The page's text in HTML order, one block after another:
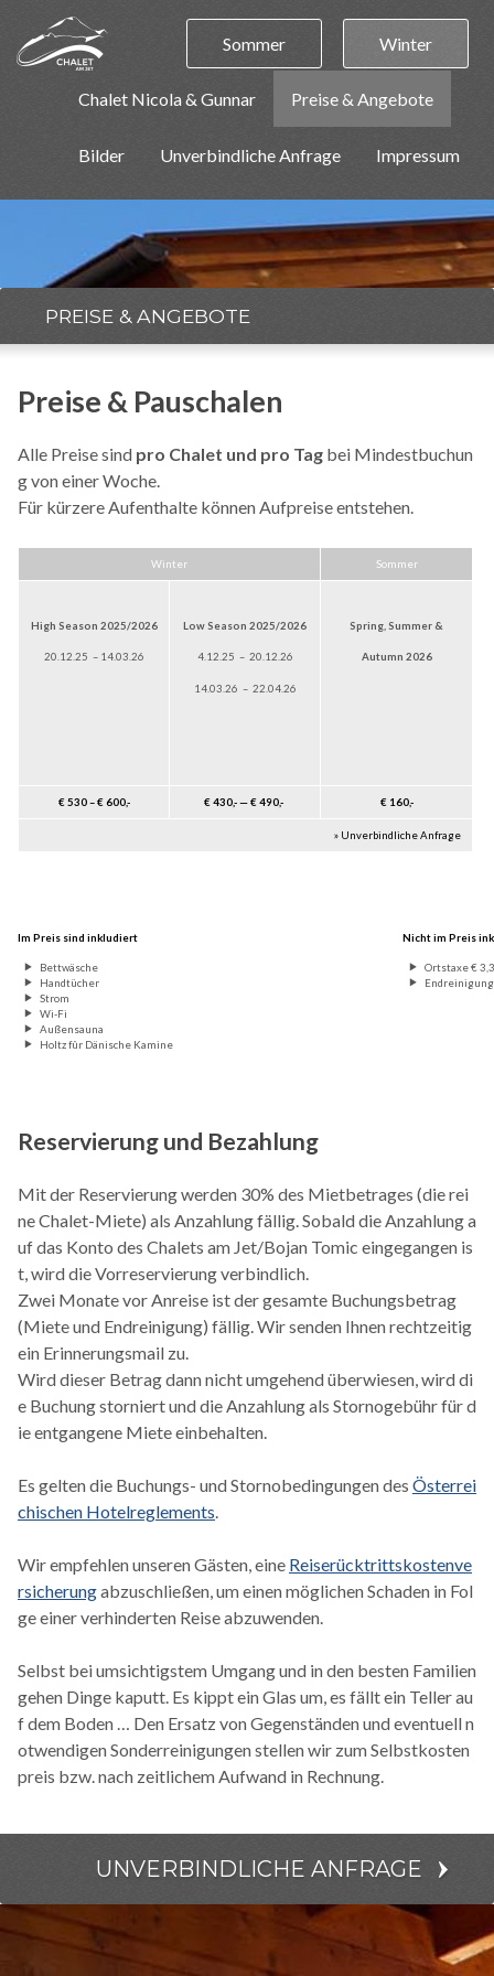
Sommer Winter
Chalet Nicola & Gunnar Preise & Angebote
Bilder Unverbindliche Anfrage Impressum
PREISE & ANGEBOTE
Preise & Pauschalen
Alle Preise sind pro Chalet und pro Tag bei Mindestbuchun
g von einer Woche.
Für kürzere Aufenthalte können Aufpreise entstehen.
Winter Sommer
High Season 2025/2026
20.12.25 – 14.03.26
Low Season 2025/2026
4.12.25 – 20.12.26
14.03.26 – 22.04.26
Spring, Summer &
Autumn 2026
€ 530 – € 600,- € 430,- — € 490,- € 160,-
» Unverbindliche Anfrage
Im Preis sind inkludiert
Bettwäsche
Handtücher
Strom
Wi-Fi
Außensauna
Holtz fûr Dänische Kamine
Nicht im Preis
Ortstaxe €
Endreinigung
Reservierung und Bezahlung
Mit der Reservierung werden 30% des Mietbetrages (die rei
ne Chalet-Miete) als Anzahlung fällig. Sobald die Anzahlung a
uf das Konto des Chalets am Jet/Bojan Tomic eingegangen is
t, wird die Vorreservierung verbindlich.
Zwei Monate vor Anreise ist der gesamte Buchungsbetrag
(Miete und Endreinigung) fällig. Wir senden Ihnen rechtzeitig
ein Erinnerungsmail zu.
Wird dieser Betrag dann nicht umgehend überwiesen, wird di
e Buchung storniert und die Anzahlung als Stornogebühr für d
ie entgangene Miete einbehalten.
Es gelten die Buchungs- und Stornobedingungen des Österrei
chischen Hotelreglements
Wir empfehlen unseren Gästen, eine Reiserücktrittskostenve
rsicherungabzuschließen, um einen möglichen Schaden in Fol
ge einer verhinderten Reise abzuwenden.
Selbst bei umsichtigstem Umgang und in den besten Familien
gehen Dinge kaputt. Es kippt ein Glas um, es fällt ein Teller au
f dem Boden … Den Ersatz von Gegenständen und eventuell n
otwendigen Sonderreinigungen stellen wir zum Selbstkosten
preis bzw. nach zeitlichem Aufwand in Rechnung.
UNVERBINDLICHE ANFRAGE